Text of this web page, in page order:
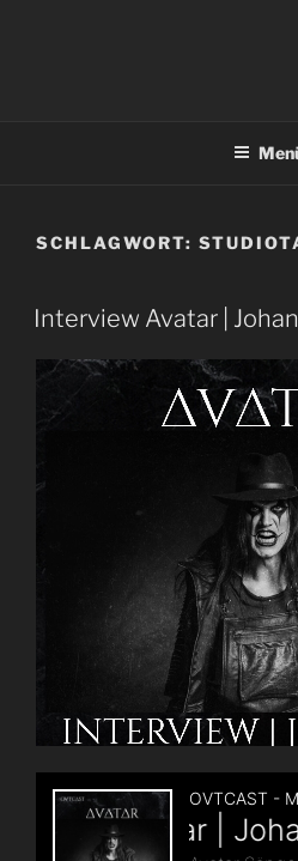
SCHLAGWORT:
Interview Avatar |